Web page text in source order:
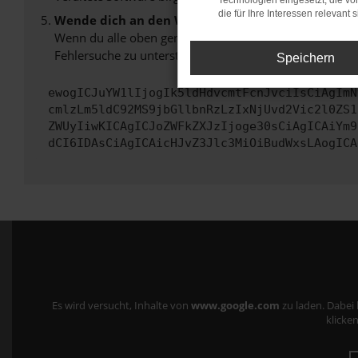
Wende dich an den Webseitenbetreiber.
Wenn du alle oben genannten Schritte versucht hast,
Fehlersuche zu unterstützen:
Es wird versucht, Inhalte von www.google.com zu laden.
die für Ihre Interessen relevant
Speichern